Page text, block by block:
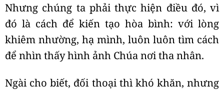
Nhưng chúng ta phải thực hiện điều đó, vì
đó là cách để kiến tạo hòa bình: với lòng
khiêm nhường, hạ mình, luôn luôn tìm cách
để nhìn thấy hình ảnh Chúa nơi tha nhân.
Ngài cho biết, đối thoại thì khó khăn, nhưng